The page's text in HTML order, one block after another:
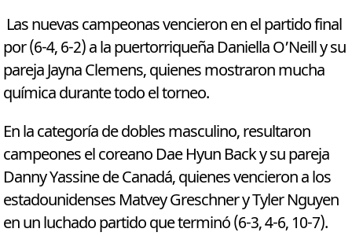
Las nuevas campeonas vencieron en el partido final
por (6-4, 6-2) a la puertorriqueña Daniella O’Neill y su
pareja Jayna Clemens, quienes mostraron mucha
química durante todo el torneo.
En la categoría de dobles masculino, resultaron
campeones el coreano Dae Hyun Back y su pareja
Danny Yassine de Canadá, quienes vencieron a los
estadounidenses Matvey Greschner y Tyler Nguyen
en un luchado partido que terminó (6-3, 4-6, 10-7).